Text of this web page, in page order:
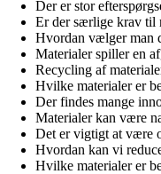
Der er stor
Er der særlige krav til
Hvordan vælger man
Materialer spiller en
Recycling af
Hvilke materialer er
Der findes mange
Materialer kan være
Det er vigtigt at være
Hvordan kan vi
Hvilke materialer er